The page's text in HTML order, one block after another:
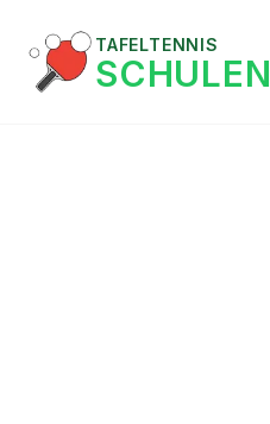
TAFELTENNIS
SCHULEN